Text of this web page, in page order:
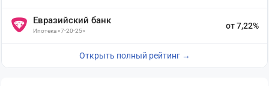
Евразийский банк
Ипотека «7-20-25»
от 7,22%
Открыть полный рейтинг →